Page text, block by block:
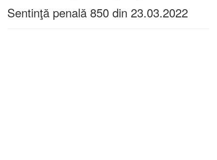
Sentinţă penală 850 din 23.03.2022